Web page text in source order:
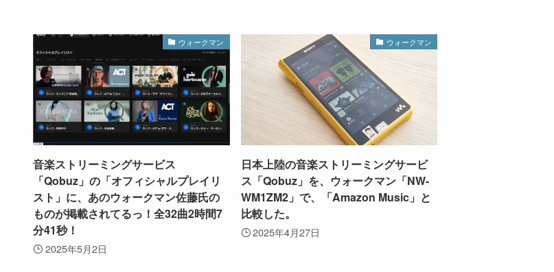
ウォークマン
音楽ストリーミングサービス
「Qobuz」の「オフィシャルプレイリ
スト」に、あのウォークマン佐藤氏の
ものが掲載されてるっ！全32曲2時間7
分41秒！
2025年5月2日
ウォークマン
日本上陸の音楽ストリーミングサービ
ス「Qobuz」を、ウォークマン「NW-
WM1ZM2」で、「Amazon Music」と
比較した。
2025年4月27日